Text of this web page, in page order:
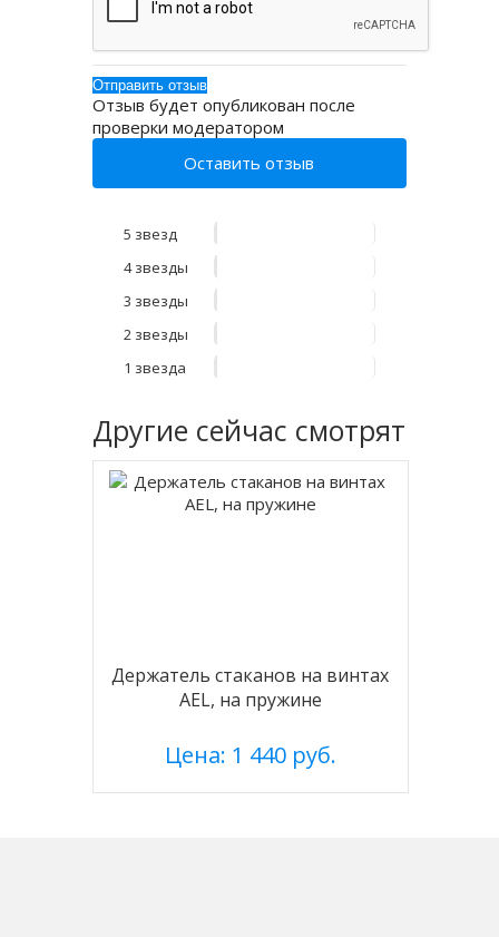
Отзыв будет опубликован после
проверки модератором
Оставить отзыв
5 звезд
4 звезды
3 звезды
2 звезды
1 звезда
Другие сейчас смотрят
Держатель стаканов на винтах
AEL, на пружине
Цена: 1 440 руб.